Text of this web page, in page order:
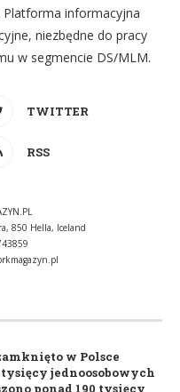
Platforma informacyjna
niezbędne do pracy
w segmencie DS/MLM.
TWITTER
RSS
850 Hella, Iceland
w Polsce
tysięcy jednoosobowych
ponad 190 tysięcy